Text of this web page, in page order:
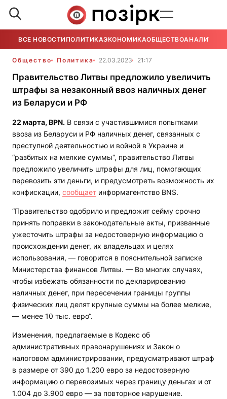
ВСЕ НОВОСТИ ПОЛИТИКАЭКОНОМИКАОБЩЕСТВОАНАЛИТИКА
Общество Политика 22.03.2023 21:17
Правительство Литвы предложило увеличить
штрафы за незаконный ввоз наличных денег
из Беларуси и РФ
22 марта, BPN. В связи с участившимися попытками
ввоза из Беларуси и РФ наличных денег, связанных с
преступной деятельностью и войной в Украине и
“разбитых на мелкие суммы“, правительство Литвы
предложило увеличить штрафы для лиц, помогающих
перевозить эти деньги, и предусмотреть возможность их
конфискации, сообщает информагентство BNS.
“Правительство одобрило и предложит сейму срочно
принять поправки в законодательные акты, призванные
ужесточить штрафы за недостоверную информацию о
происхождении денег, их владельцах и целях
использования, — говорится в пояснительной записке
Министерства финансов Литвы. — Во многих случаях,
чтобы избежать обязанности по декларированию
наличных денег, при пересечении границы группы
физических лиц делят крупные суммы на более мелкие,
— менее 10 тыс. евро“.
Изменения, предлагаемые в Кодекс об
административных правонарушениях и Закон о
налоговом администрировании, предусматривают штраф
в размере от 390 до 1.200 евро за недостоверную
информацию о перевозимых через границу деньгах и от
1.004 до 3.900 евро — за повторное нарушение.